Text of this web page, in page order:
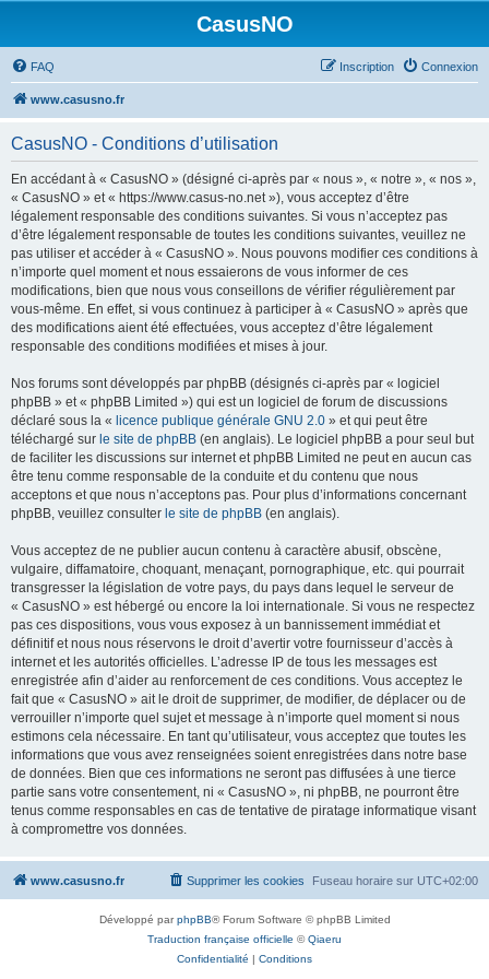
CasusNO
FAQ Connexion
Inscription
www.casusno.fr
CasusNO - Conditions d’utilisation
En accédant à « CasusNO » (désigné ci-après par « nous », « notre », « nos »,
« CasusNO » et « https://www.casus-no.net »), vous acceptez d’être
légalement responsable des conditions suivantes. Si vous n’acceptez pas
d’être légalement responsable de toutes les conditions suivantes, veuillez ne
pas utiliser et accéder à « CasusNO ». Nous pouvons modifier ces conditions à
n’importe quel moment et nous essaierons de vous informer de ces
modifications, bien que nous vous conseillons de vérifier régulièrement par
vous-même. En effet, si vous continuez à participer à « CasusNO » après que
des modifications aient été effectuées, vous acceptez d’être légalement
responsable des conditions modifiées et mises à jour.
Nos forums sont développés par phpBB (désignés ci-après par « logiciel
phpBB » et « phpBB Limited ») qui est un logiciel de forum de discussions
déclaré sous la « licence publique générale GNU 2.0 » et qui peut être
téléchargé sur le site de phpBB (en anglais). Le logiciel phpBB a pour seul but
de faciliter les discussions sur internet et phpBB Limited ne peut en aucun cas
être tenu comme responsable de la conduite et du contenu que nous
acceptons et que nous n’acceptons pas. Pour plus d’informations concernant
phpBB, veuillez consulter le site de phpBB (en anglais).
Vous acceptez de ne publier aucun contenu à caractère abusif, obscène,
vulgaire, diffamatoire, choquant, menaçant, pornographique, etc. qui pourrait
transgresser la législation de votre pays, du pays dans lequel le serveur de
« CasusNO » est hébergé ou encore la loi internationale. Si vous ne respectez
pas ces dispositions, vous vous exposez à un bannissement immédiat et
définitif et nous nous réservons le droit d’avertir votre fournisseur d’accès à
internet et les autorités officielles. L’adresse IP de tous les messages est
enregistrée afin d’aider au renforcement de ces conditions. Vous acceptez le
fait que « CasusNO » ait le droit de supprimer, de modifier, de déplacer ou de
verrouiller n’importe quel sujet et message à n’importe quel moment si nous
estimons cela nécessaire. En tant qu’utilisateur, vous acceptez que toutes les
informations que vous avez renseignées soient enregistrées dans notre base
de données. Bien que ces informations ne seront pas diffusées à une tierce
partie sans votre consentement, ni « CasusNO », ni phpBB, ne pourront être
tenus comme responsables en cas de tentative de piratage informatique visant
à compromettre vos données.
www.casusno.fr Fuseau horaire sur UTC+02:00
Supprimer les cookies
Développé parphpBB® Forum Software © phpBB Limited
Traduction française officielle ©Qiaeru
Confidentialité | Conditions